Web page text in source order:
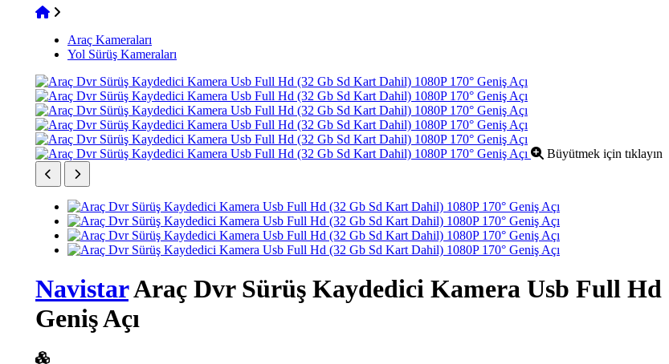
Araç Kameraları
Yol Sürüş Kameraları
Büyütmek için tıklayın
NavistarAraç Dvr Sürüş Kaydedici Kamera Usb Full Hd
Geniş Açı